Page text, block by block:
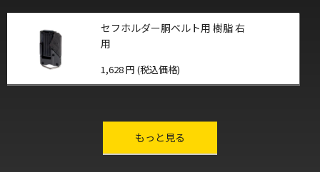
セフホルダー胴ベルト用 樹脂 右
用
1,628 円 (税込価格)
もっと見る